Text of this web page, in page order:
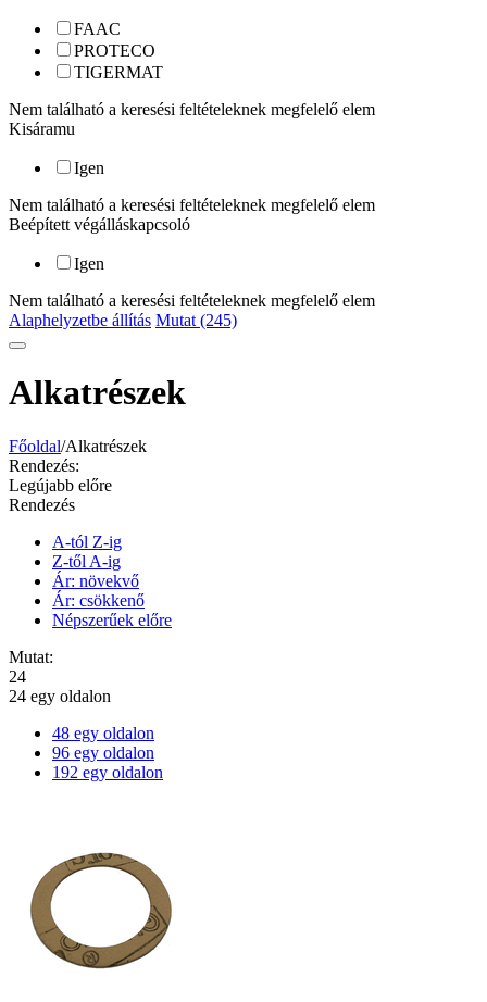
FAAC
PROTECO
TIGERMAT
Nem található a keresési feltételeknek megfelelő elem
Kisáramu
Igen
Nem található a keresési feltételeknek megfelelő elem
Beépített végálláskapcsoló
Igen
Nem található a keresési feltételeknek megfelelő elem
Alaphelyzetbe állítás Mutat (245)
Alkatrészek
Főoldal/Alkatrészek
Rendezés:
Legújabb előre
Rendezés
A-tól Z-ig
Z-től A-ig
Ár: növekvő
Ár: csökkenő
Népszerűek előre
Mutat:
24
24 egy oldalon
48 egy oldalon
96 egy oldalon
192 egy oldalon